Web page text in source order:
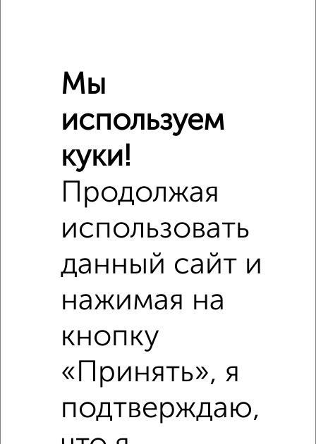
Сравнение средних цен
3‑комнатные квартиры с похожей площадью ±10%
Мы
используем
куки!
Продолжая
использовать
данный сайт и
нажимая на
кнопку
«Принять», я
подтверждаю,